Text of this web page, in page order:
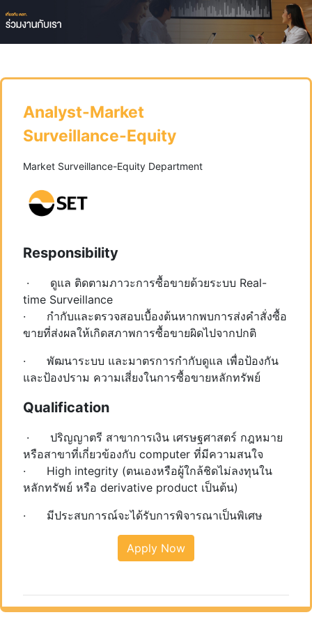
Analyst-Market
Surveillance-Equity
Market Surveillance-Equity Department
Responsibility
​ · ดูแล ติดตามภาวะการซื้อขายด้วยระบบ Real-
time Surveillance
· กำกับและตรวจสอบเบื้องต้นหากพบการส่งคำสั่งซื้อ
ขายที่ส่งผลให้เกิดสภาพการซื้อขายผิดไปจากปกติ
· พัฒนาระบบ และมาตรการกำกับดูแล เพื่อป้องกัน
และป้องปราม ความเสี่ยงในการซื้อขายหลักทรัพย์
Qualification
​ · ปริญญาตรี สาขาการเงิน เศรษฐศาสตร์ กฎหมาย
หรือสาขาที่เกี่ยวข้องกับ computer ที่มีความสนใจ
· High integrity (ตนเองหรือผู้ใกล้ชิดไม่ลงทุนใน
หลักทรัพย์ หรือ derivative product เป็นต้น)
· มีประสบการณ์จะได้รับการพิจารณาเป็นพิเศษ
Apply Now